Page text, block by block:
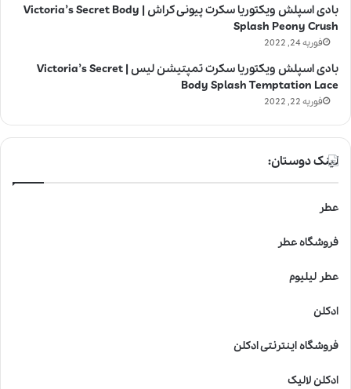
بادی اسپلش ویکتوریا سکرت پیونی کراش | Victoria’s Secret Body
Splash Peony Crush
فوریه 24, 2022
بادی اسپلش ویکتوریا سکرت تمپتیشن لیس | Victoria’s Secret
Body Splash Temptation Lace
فوریه 22, 2022
لینک دوستان:
عطر
فروشگاه عطر
عطر لیلیوم
ادکلن
فروشگاه اینترنتی ادکلن
ادکلن لالیک